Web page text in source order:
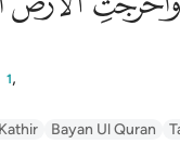
1,
Bayan Ul Quran